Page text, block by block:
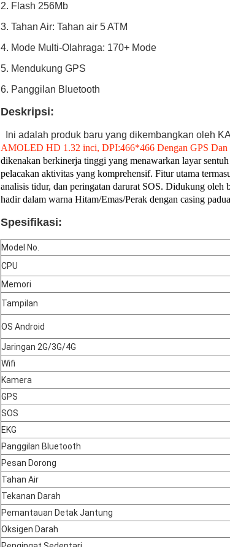
2. Flash 256Mb
3. Tahan Air: Tahan air 5 ATM
4. Mode Multi-Olahraga: 170+ Mode
5. Mendukung GPS
6. Panggilan Bluetooth
Deskripsi:
Ini adalah produk baru yang dikembangkan oleh
AMOLED HD 1.32 inci, DPI:466*466 Dengan GPS Dan
dikenakan berkinerja tinggi yang menawarkan layar
pelacakan aktivitas yang komprehensif. Fitur utama
analisis tidur, dan peringatan darurat SOS. Didukung
hadir dalam warna Hitam/Emas/Perak dengan casing
Spesifikasi:
Model No.
CPU
Memori
Tampilan
OS Android
Jaringan 2G/3G/4G
Wifi
Kamera
GPS
SOS
EKG
Panggilan Bluetooth
Pesan Dorong
Tahan Air
Tekanan Darah
Pemantauan Detak Jantung
Oksigen Darah